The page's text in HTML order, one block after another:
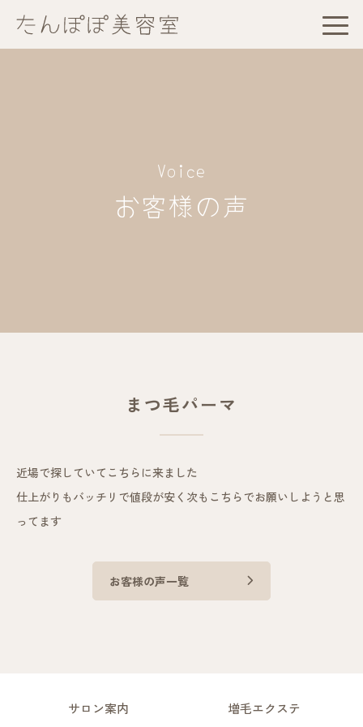
Voice
お客様の声
まつ毛パーマ
近場で探していてこちらに来ました
仕上がりもバッチリで値段が安く次もこちらでお願いしようと思
ってます
お客様の声一覧
サロン案内 増毛エクステ